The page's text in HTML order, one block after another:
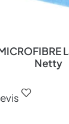
Netty